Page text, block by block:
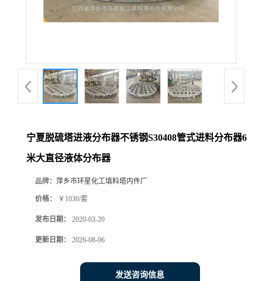
宁夏脱硫塔进液分布器不锈钢S30408管式进料分布器6
米大直径液体分布器
品牌： 萍乡市环星化工填料塔内件厂
价格： ￥1030/套
发布日期： 2020-03-20
更新日期： 2026-08-06
发送咨询信息